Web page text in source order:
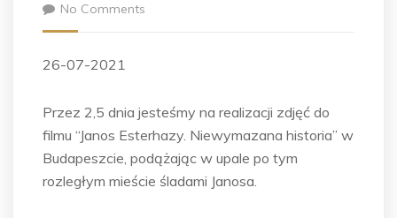
No Comments
26-07-2021
Przez 2,5 dnia jesteśmy na realizacji zdjęć do
filmu “Janos Esterhazy. Niewymazana historia” w
Budapeszcie, podążając w upale po tym
rozległym mieście śladami Janosa.